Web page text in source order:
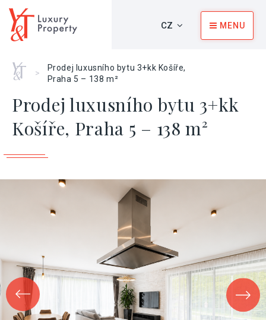
CZ MENU
Home
>
Prodej luxusního bytu 3+kk Košíře,
Praha 5 – 138 m²
Prodej luxusního bytu 3+kk
Košíře, Praha 5 – 138 m²